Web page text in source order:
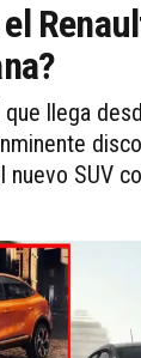
llega
SUV